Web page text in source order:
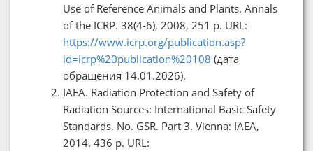
Use of Reference Animals and Plants. Annals
of the ICRP. 38(4-6), 2008, 251 p. URL:
https://www.icrp.org/publication.asp?
id=icrp%20publication%20108 (дата
обращения 14.01.2026).
IAEA. Radiation Protection and Safety of
Radiation Sources: International Basic Safety
Standards. No. GSR. Part 3. Vienna: IAEA,
2014. 436 p. URL: